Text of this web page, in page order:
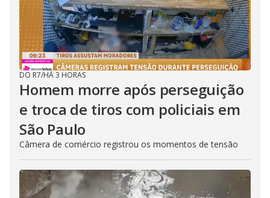
DO R7/HÁ 3 HORAS
Homem morre após perseguição
e troca de tiros com policiais em
São Paulo
Câmera de comércio registrou os momentos de tensão